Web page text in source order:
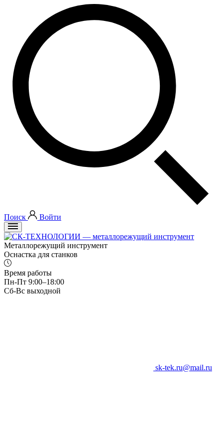
Поиск Войти
Металлорежущий инструмент
Оснастка для станков
Время работы
Пн-Пт 9:00–18:00
Сб-Вс выходной
sk-tek.ru@mail.ru